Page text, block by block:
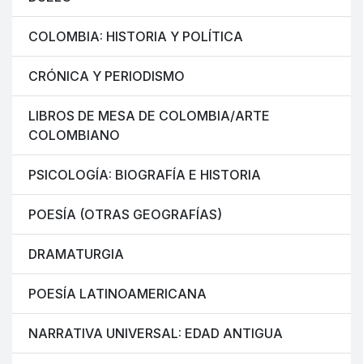
COLOMBIA: HISTORIA Y POLÍTICA
CRÓNICA Y PERIODISMO
LIBROS DE MESA DE COLOMBIA/ARTE
COLOMBIANO
PSICOLOGÍA: BIOGRAFÍA E HISTORIA
POESÍA (OTRAS GEOGRAFÍAS)
DRAMATURGIA
POESÍA LATINOAMERICANA
NARRATIVA UNIVERSAL: EDAD ANTIGUA